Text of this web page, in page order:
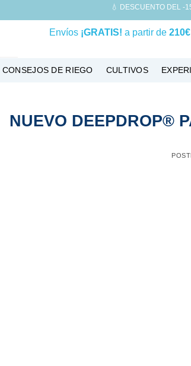
💧 DESCUENTO DEL -
Envíos ¡GRATIS! a partir de
CONSEJOS DE RIEGO CULTIVOS
NUEVO DEEPDROP®